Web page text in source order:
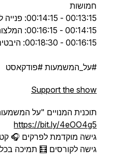
חמושות
00:13:15 - 00:14:15: פנייה לנשים עם אישורים מותנים
00:14:15 - 00:16:15: המלצות ותמיכה לנשים חמושות
00:16:15 - 00:18:30: היבטים נוספים של בטיחות והסלקה
#על_המשמעות #פודקאסט
Support the show
תוכנית המנויים "על
https://bit.ly/4eOO4g5
גישה מוקדמת לפרקים 🎧
גישה לקורסים 🧮 תמיכה